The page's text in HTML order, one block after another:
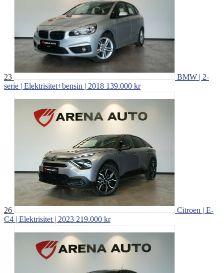
23
BMW | 2-
serie | Elektrisitet+bensin | 2018 139.000 kr
26
Citroen | E-
C4 | Elektrisitet | 2023 219.000 kr